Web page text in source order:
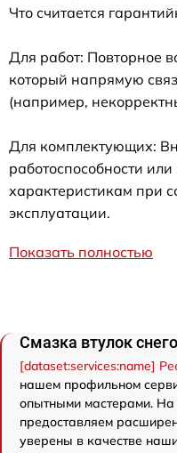
Что считается
Для работ: Повторное
который напрямую
(например,
Для комплектующих:
работоспособности
характеристикам при
эксплуатации.
Показать полностью
Смазка втулок
[dataset:services:name]
нашем профильном
опытными мастерами. На
предоставляем
уверены в качестве